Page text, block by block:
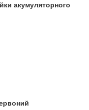
акумуляторного